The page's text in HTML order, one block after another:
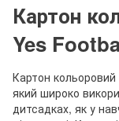
Картон
Yes
Картон
який широко
дитсадках, як у